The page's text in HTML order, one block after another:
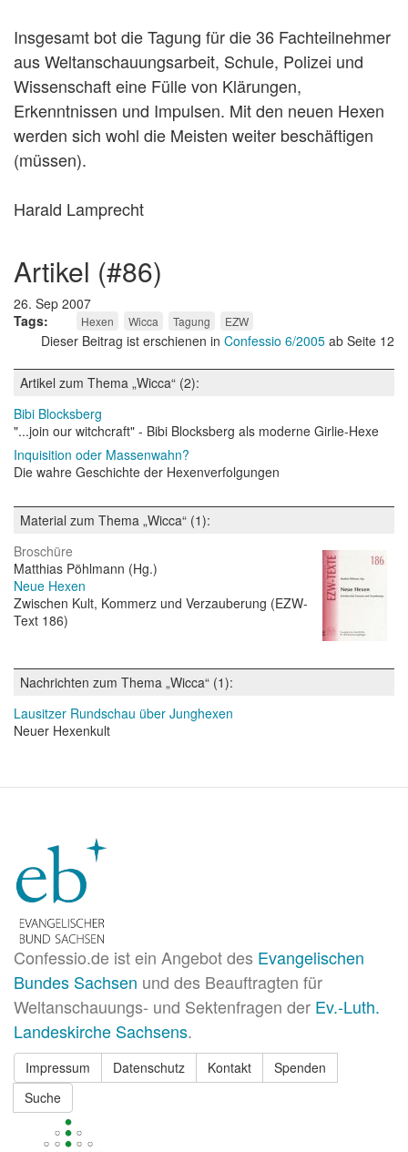
Insgesamt bot die Tagung für die 36 Fachteilnehmer
aus Weltanschauungsarbeit, Schule, Polizei und
Wissenschaft eine Fülle von Klärungen,
Erkenntnissen und Impulsen. Mit den neuen Hexen
werden sich wohl die Meisten weiter beschäftigen
(müssen).
Harald Lamprecht
artikel (#86)
26. Sep 2007
Tags
Hexen Wicca Tagung EZW
Dieser Beitrag ist erschienen in Confessio 6/2005 ab Seite 12
Artikel zum Thema „Wicca“ (2):
Bibi Blocksberg
"...join our witchcraft" - Bibi Blocksberg als moderne Girlie-Hexe
Inquisition oder Massenwahn?
Die wahre Geschichte der Hexenverfolgungen
Material zum Thema „Wicca“ (1):
Broschüre
Matthias Pöhlmann (Hg.)
Neue Hexen
Zwischen Kult, Kommerz und Verzauberung (EZW-
Text 186)
Nachrichten zum Thema „Wicca“ (1):
Lausitzer Rundschau über Junghexen
Neuer Hexenkult
Confessio.de ist ein Angebot des Evangelischen
Bundes Sachsen und des Beauftragten für
Weltanschauungs- und Sektenfragen der Ev.-Luth.
Landeskirche Sachsens.
Impressum Datenschutz Kontakt
Spenden
Suche